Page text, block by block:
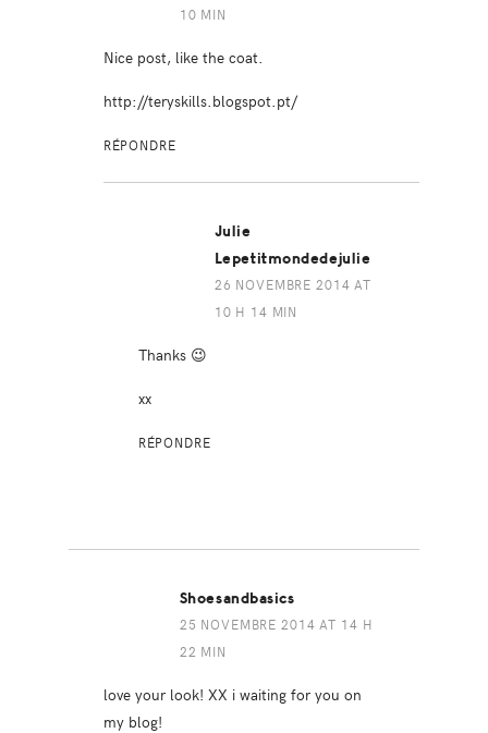
10 MIN
Nice post, like the coat.
http://teryskills.blogspot.pt/
RÉPONDRE
Julie
Lepetitmondedejulie
26 NOVEMBRE 2014 AT
10 H 14 MIN
Thanks 😉
xx
RÉPONDRE
Shoesandbasics
25 NOVEMBRE 2014 AT 14 H
22 MIN
love your look! XX i waiting for you on
my blog!